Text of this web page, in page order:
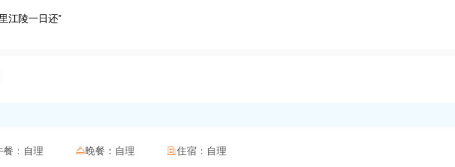
江陵一日还”
餐： 自理 晚餐： 自理 住宿： 自理